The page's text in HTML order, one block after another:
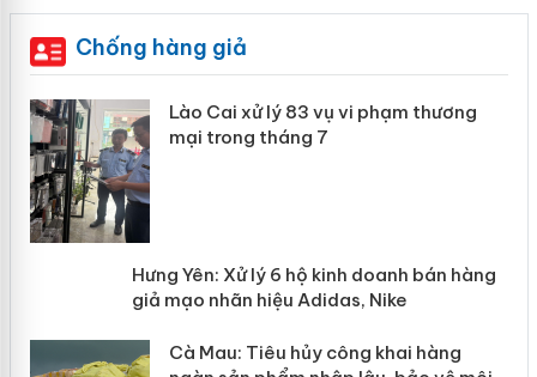
Chống hàng giả
Lào Cai xử lý 83 vụ vi phạm thương
mại trong tháng 7
Hưng Yên: Xử lý 6 hộ kinh doanh bán
hàng giả mạo nhãn hiệu Adidas, Nike